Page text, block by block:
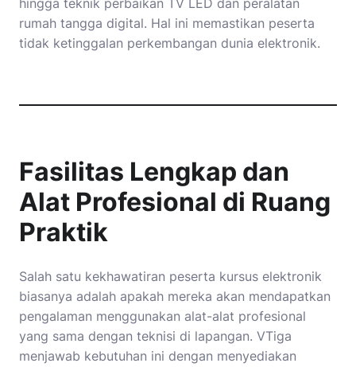
hingga teknik perbaikan TV LED dan peralatan
rumah tangga digital. Hal ini memastikan peserta
tidak ketinggalan perkembangan dunia elektronik.
Fasilitas Lengkap dan
Alat Profesional di Ruang
Praktik
Salah satu kekhawatiran peserta kursus elektronik
biasanya adalah apakah mereka akan mendapatkan
pengalaman menggunakan alat-alat profesional
yang sama dengan teknisi di lapangan. VTiga
menjawab kebutuhan ini dengan menyediakan